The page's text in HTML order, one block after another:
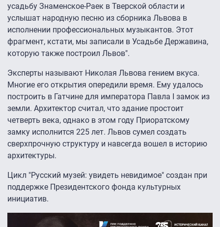
усадьбу Знаменское-Раек в Тверской области и
услышат народную песню из сборника Львова в
исполнении профессиональных музыкантов. Этот
фрагмент, кстати, мы записали в Усадьбе Державина,
которую также построил Львов".
Эксперты называют Николая Львова гением вкуса.
Многие его открытия опередили время. Ему удалось
построить в Гатчине для императора Павла I замок из
земли. Архитектор считал, что здание простоит
четверть века, однако в этом году Приоратскому
замку исполнится 225 лет. Львов сумел создать
сверхпрочную структуру и навсегда вошел в историю
архитектуры.
Цикл "Русский музей: увидеть невидимое" создан при
поддержке Президентского фонда культурных
инициатив.